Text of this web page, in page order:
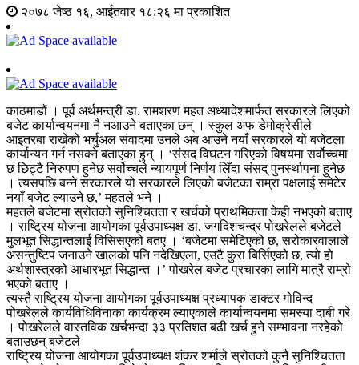
२०७८ जेष्ठ १६, आईतवार १८:२६ मा प्रकाशित
काठमाडाैं । पूर्व अर्थमन्त्री डा. रामशरण महत अध्यादेशमार्फत सरकारले लिएको
बजेट कार्यान्वयनमा नै नआउने बताएका छन् । स्कुल अफ डेमोक्रेसीले
आइतरबा राखेको भर्चुअल संवादमा उनले अब आउने नयाँ सरकारले यो बजेटला
कार्यान्यन गर्न नसक्ने बताएका हुन् । ‘संसद विघटन गरिएको विषयमा सर्वोच्चमा
छ छिट्टै निरुपण हुनेछ सर्वोच्चले न्यायपूर्ण निर्णय लिँदा संसद् पुनर्स्थापना हुनेछ
। त्यसपछि बन्ने सरकारले यो सरकारले लिएको बजेटका राम्रा पक्षलाई समेटेर
नयाँ बजेट ल्याउने छ,’ महतले भने ।
महतले बजेटमा स्रोतको सुनिश्चितता र खर्चको प्राथमिकता केही नभएको बताए
। राष्ट्रिय योजना आयोगका पूर्वउपाध्यक्ष डा. जगदिशचन्द्र पोखरेलले बजेटले
मुलभूत सिद्धान्तलाई विसिसएको बतए । ‘बजेटमा समेटिएको छ, सरोकारवालाले
असन्तुष्टिप जनाउने खालको पनि नदेखिएला, एउटै कुरा बिर्सिएको छ, त्यो हो
अर्थशास्त्रको आधारभूत सिद्धान्त ।’ पोखरेल बजेट प्रचारका लागि मात्रै राम्रो
भएको बताए ।
त्यस्तै राष्ट्रिय योजना आयोगका पूर्वउपाध्यक्ष प्रध्यापक डाक्टर गोविन्द
पोखरेलले कार्यविधिविनाका कार्यक्रम ल्याएकाले कार्यान्वयनमा समस्या दाबी गरे
। पोखरेलले वास्तविक खर्चभन्दा ३३ प्रतिशत बढी खर्च हुने सम्भावना नरहेको
बताउछन् बजेटले
राष्ट्रिय योजना आयोगका पूर्वउपाध्यक्ष शंकर शर्माले स्रोतको कुनै सुनिश्चितता